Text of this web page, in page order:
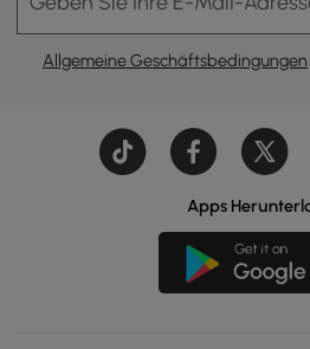
Allgemeine Geschäftsbedingungen
Apps